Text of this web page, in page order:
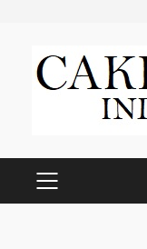
content
PRIMARY